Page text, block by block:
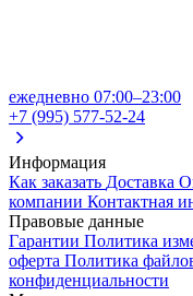
ежедневно 07:00–23:00
+7 (995) 577-52-24
Информация
Как заказать Доставка
компании Контактная
Правовые данные
Гарантии Политика
оферта Политика
конфиденциальности